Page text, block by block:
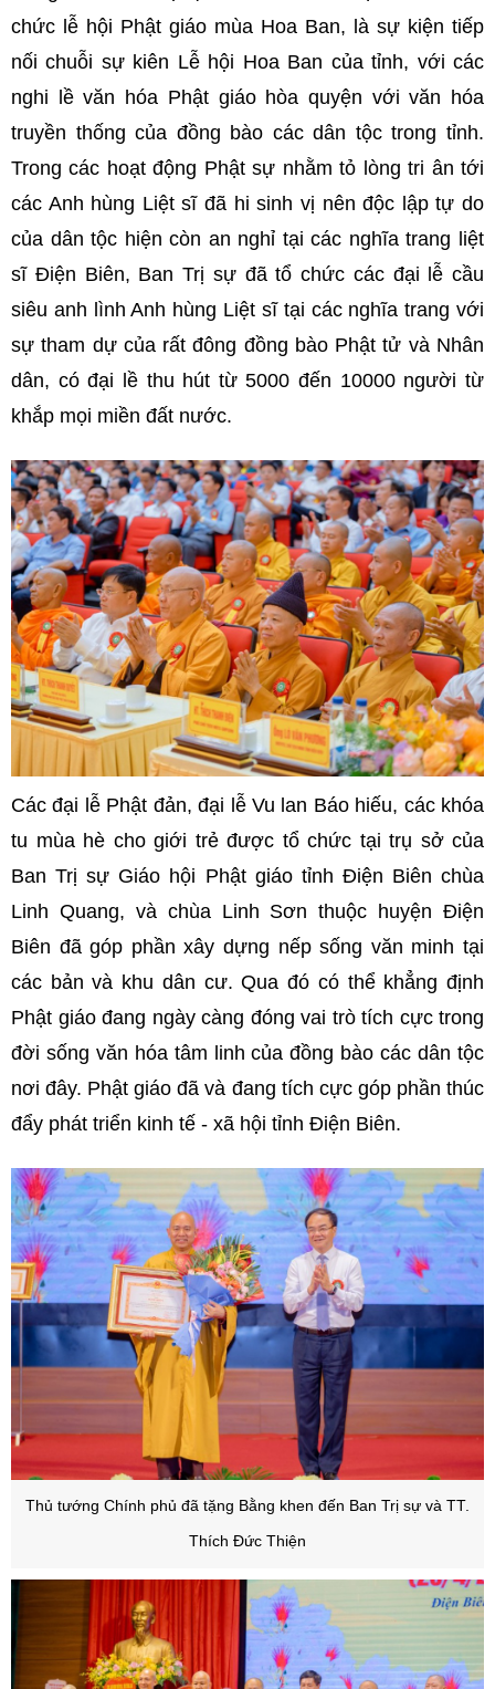
chức lễ hội Phật giáo mùa Hoa Ban, là sự kiện tiếp
nối chuỗi sự kiên Lễ hội Hoa Ban của tỉnh, với các
nghi lề văn hóa Phật giáo hòa quyện với văn hóa
truyền thống của đồng bào các dân tộc trong tỉnh.
Trong các hoạt động Phật sự nhằm tỏ lòng tri ân tới
các Anh hùng Liệt sĩ đã hi sinh vị nên độc lập tự do
của dân tộc hiện còn an nghỉ tại các nghĩa trang liệt
sĩ Điện Biên, Ban Trị sự đã tổ chức các đại lễ cầu
siêu anh lình Anh hùng Liệt sĩ tại các nghĩa trang với
sự tham dự của rất đông đồng bào Phật tử và Nhân
dân, có đại lề thu hút từ 5000 đến 10000 người từ
khắp mọi miền đất nước.
Các đại lễ Phật đản, đại lễ Vu lan Báo hiếu, các khóa
tu mùa hè cho giới trẻ được tổ chức tại trụ sở của
Ban Trị sự Giáo hội Phật giáo tỉnh Điện Biên chùa
Linh Quang, và chùa Linh Sơn thuộc huyện Điện
Biên đã góp phần xây dựng nếp sống văn minh tại
các bản và khu dân cư. Qua đó có thể khẳng định
Phật giáo đang ngày càng đóng vai trò tích cực trong
đời sống văn hóa tâm linh của đồng bào các dân tộc
nơi đây. Phật giáo đã và đang tích cực góp phần thúc
đẩy phát triển kinh tế - xã hội tỉnh Điện Biên.
Thủ tướng Chính phủ đã tặng Bằng khen đến Ban Trị sự và TT.
Thích Đức Thiện